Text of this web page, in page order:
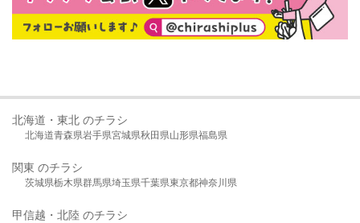
北海道・東北 のチラシ
北海道青森県岩手県宮城県秋田県山形県福島県
関東 のチラシ
茨城県栃木県群馬県埼玉県千葉県東京都神奈川県
甲信越・北陸 のチラシ